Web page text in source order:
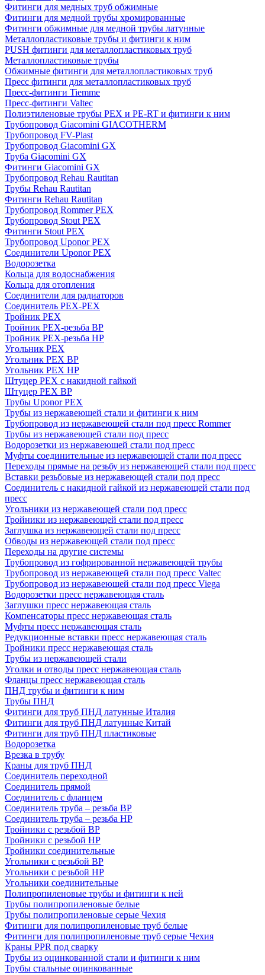
Фитинги для медных труб обжимные
Фитинги для медной трубы хромированные
Фитинги обжимные для медной трубы латунные
Металлопластиковые трубы и фитинги к ним
PUSH фитинги для металлопластиковых труб
Металлопластиковые трубы
Обжимные фитинги для металлопластиковых труб
Пресс фитинги для металлопластиковых труб
Пресс-фитинги Tiemme
Пресс-фитинги Valtec
Полиэтиленовые трубы PEX и PE-RT и фитинги к ним
Трубопровод Giacomini GIACOTHERM
Трубопровод FV-Plast
Трубопровод Giacomini GX
Труба Giacomini GX
Фитинги Giacomini GX
Трубопровод Rehau Rautitan
Трубы Rehau Rautitan
Фитинги Rehau Rautitan
Трубопровод Rommer PEX
Трубопровод Stout PEX
Фитинги Stout PEX
Трубопровод Uponor PEX
Соединители Uponor PEX
Водорозетка
Кольца для водоснабжения
Кольца для отопления
Соединители для радиаторов
Соединитель PEX-PEX
Тройник PEX
Тройник PEX-резьба ВР
Тройник PEX-резьба НР
Угольник PEX
Угольник PEX ВР
Угольник PEX НР
Штуцер PEX c накидной гайкой
Штуцер PEX ВР
Трубы Uponor PEX
Трубы из нержавеющей стали и фитинги к ним
Трубопровод из нержавеющей стали под пресс Rommer
Трубы из нержавеющей стали под пресс
Водорозетки из нержавеющей стали под пресс
Муфты соединительные из нержавеющей стали под пресс
Переходы прямые на резьбу из нержавеющей стали под пресс
Вставки резьбовые из нержавеющей стали под пресс
Соединитель с накидной гайкой из нержавеющей стали под
пресс
Угольники из нержавеющей стали под пресс
Тройники из нержавеющей стали под пресс
Заглушка из нержавеющей стали под пресс
Обводы из нержавеющей стали под пресс
Переходы на другие системы
Трубопровод из гофрированной нержавеющей трубы
Трубопровод из нержавеющей стали под пресс Valtec
Трубопровод из нержавеющей стали под пресс Viega
Водорозетки пресс нержавеющая сталь
Заглушки пресс нержавеющая сталь
Компенсаторы пресс нержавеющая сталь
Муфты пресс нержавеющая сталь
Редукционные вставки пресс нержавеющая сталь
Тройники пресс нержавеющая сталь
Трубы из нержавеющей стали
Уголки и отводы пресс нержавеющая сталь
Фланцы пресс нержавеющая сталь
ПНД трубы и фитинги к ним
Трубы ПНД
Фитинги для труб ПНД латунные Италия
Фитинги для труб ПНД латунные Китай
Фитинги для труб ПНД пластиковые
Водорозетка
Врезка в трубу
Краны для труб ПНД
Соединитель переходной
Соединитель прямой
Соединитель с фланцем
Соединитель труба – резьба ВР
Соединитель труба – резьба НР
Тройники с резьбой ВР
Тройники с резьбой НР
Тройники соединительные
Угольники с резьбой ВР
Угольники с резьбой НР
Угольники соединительные
Полипропиленовые трубы и фитинги к ней
Трубы полипропиленовые белые
Трубы полипропиленовые серые Чехия
Фитинги для полипропиленовые труб белые
Фитинги для полипропиленовые труб серые Чехия
Краны PPR под сварку
Трубы из оцинкованной стали и фитинги к ним
Трубы стальные оцинкованные